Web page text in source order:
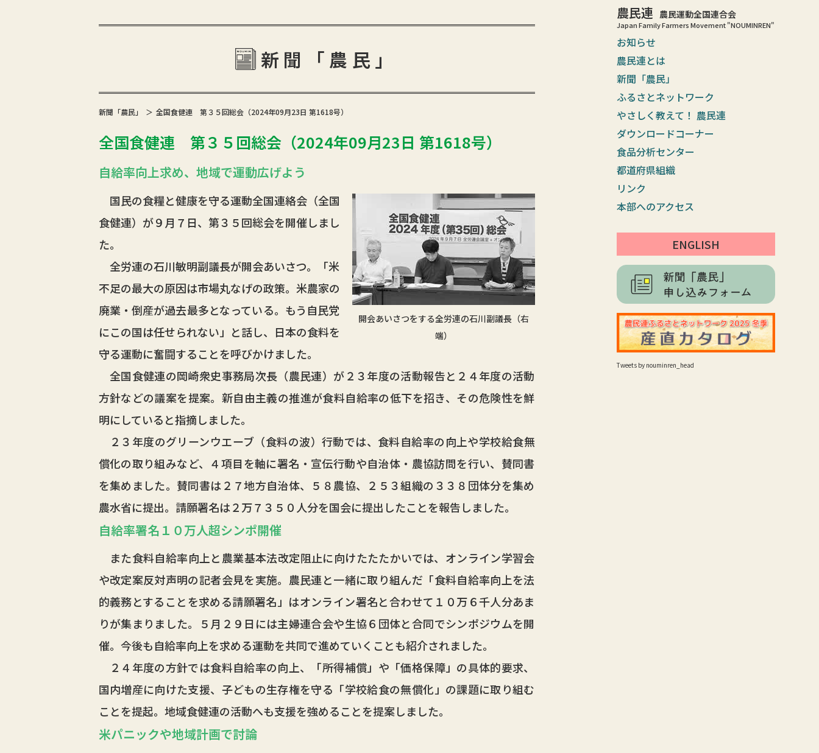
農民連 農民運動全国連合会
Japan Family Farmers Movement "NOUMINREN"
お知らせ
農民連とは
新聞「農民」
ふるさとネットワーク
やさしく教えて！ 農民連
ダウンロードコーナー
食品分析センター
都道府県組織
リンク
本部へのアクセス
ENGLISH
Tweets by nouminren_head
新聞「農民」
新聞「農民」 全国食健連 第３５回総会（2024年09月23日 第1618号）
全国食健連 第３５回総会（2024年09月23日 第1618号）
自給率向上求め、地域で運動広げよう
開会あいさつをする全労連の石川副議長（右
端）
国民の食糧と健康を守る運動全国連絡会（全国
食健連）が９月７日、第３５回総会を開催しまし
た。
全労連の石川敏明副議長が開会あいさつ。「米
不足の最大の原因は市場丸なげの政策。米農家の
廃業・倒産が過去最多となっている。もう自民党
にこの国は任せられない」と話し、日本の食料を
守る運動に奮闘することを呼びかけました。
全国食健連の岡崎衆史事務局次長（農民連）が２３年度の活動報告と２４年度の活動
方針などの議案を提案。新自由主義の推進が食料自給率の低下を招き、その危険性を鮮
明にしていると指摘しました。
２３年度のグリーンウエーブ（食料の波）行動では、食料自給率の向上や学校給食無
償化の取り組みなど、４項目を軸に署名・宣伝行動や自治体・農協訪問を行い、賛同書
を集めました。賛同書は２７地方自治体、５８農協、２５３組織の３３８団体分を集め
農水省に提出。請願署名は２万７３５０人分を国会に提出したことを報告しました。
自給率署名１０万人超シンポ開催
また食料自給率向上と農業基本法改定阻止に向けたたたかいでは、オンライン学習会
や改定案反対声明の記者会見を実施。農民連と一緒に取り組んだ「食料自給率向上を法
的義務とすることを求める請願署名」はオンライン署名と合わせて１０万６千人分あま
りが集まりました。５月２９日には主婦連合会や生協６団体と合同でシンポジウムを開
催。今後も自給率向上を求める運動を共同で進めていくことも紹介されました。
２４年度の方針では食料自給率の向上、「所得補償」や「価格保障」の具体的要求、
国内増産に向けた支援、子どもの生存権を守る「学校給食の無償化」の課題に取り組む
ことを提起。地域食健連の活動へも支援を強めることを提案しました。
米パニックや地域計画で討論